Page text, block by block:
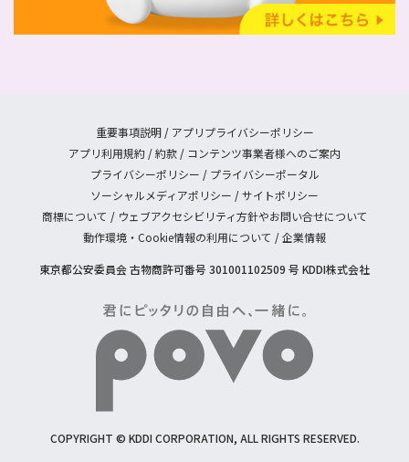
重要事項説明/ アプリプライバシーポリシー
アプリ利用規約 /約款 / コンテンツ事業者様へのご案内
プライバシーポリシー / プライバシーポータル
ソーシャルメディアポリシー /サイトポリシー
商標について / ウェブアクセシビリティ方針やお問い合せについて
動作環境・Cookie情報の利用について /企業情報
東京都公安委員会 古物商許可番号 301001102509 号 KDDI株式会社
COPYRIGHT © KDDI CORPORATION, ALL RIGHTS RESERVED.